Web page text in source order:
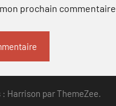
prochain commentaire.
Harrison par ThemeZee.